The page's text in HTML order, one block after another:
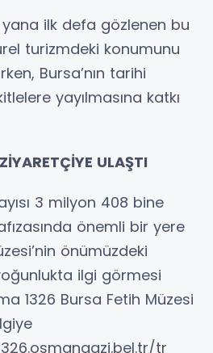
yana ilk defa gözlenen bu
turizmdeki konumunu
Bursa’nın tarihi
yayılmasına katkı
ULAŞTI
3 milyon 408 bine
önemli bir yere
önümüzdeki
ilgi görmesi
1326 Bursa Fetih Müzesi
tr